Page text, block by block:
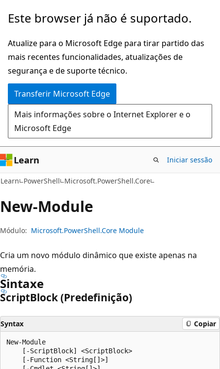
Saltar
o
conteúdo
principal
Saltar
a
navegação
na
página
Este browser já não é suportado.
Atualize para o Microsoft Edge para tirar partido das
mais recentes funcionalidades, atualizações de
segurança e de suporte técnico.
Transferir Microsoft Edge
Mais informações sobre o Internet Explorer e o
Microsoft Edge
Learn Iniciar sessão
Learn PowerShell Microsoft.PowerShell.Core
New-Module
Módulo: Microsoft.PowerShell.Core Module
Cria um novo módulo dinâmico que existe apenas na
memória.
Sintaxe
ScriptBlock (Predefinição)
Syntax Copiar
New-Module
    [-ScriptBlock] <ScriptBlock>
    [-Function <String[]>]